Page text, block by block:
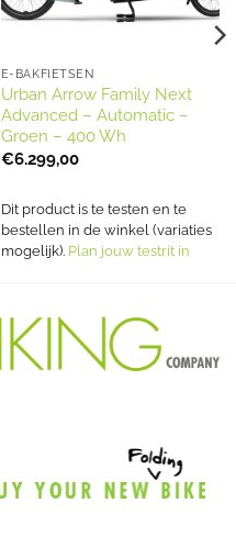
E-BAKFIETSEN
Urban Arrow Family Next
Advanced – Automatic –
Groen – 400 Wh
€6.299,00
Dit product is te testen en te
bestellen in de winkel (variaties
mogelijk). Plan jouw testrit in